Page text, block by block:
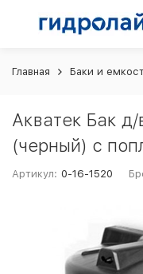
Главная Баки и
Акватек Бак
(черный) с
Артикул: 0-16-1520